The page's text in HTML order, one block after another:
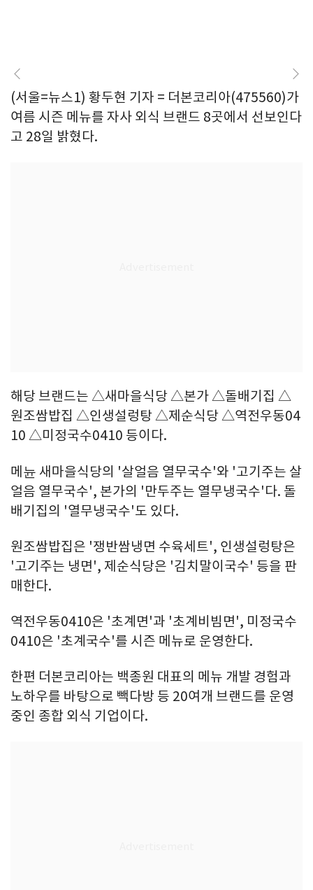
(서울=뉴스1) 황두현 기자 = 더본코리아(475560)가
여름 시즌 메뉴를 자사 외식 브랜드 8곳에서 선보인다
고 28일 밝혔다.
해당 브랜드는 △새마을식당 △본가 △돌배기집 △
원조쌈밥집 △인생설렁탕 △제순식당 △역전우동04
10 △미정국수0410 등이다.
메뉸 새마을식당의 '살얼음 열무국수'와 '고기주는 살
얼음 열무국수', 본가의 '만두주는 열무냉국수'다. 돌
배기집의 '열무냉국수'도 있다.
원조쌈밥집은 '쟁반쌈냉면 수육세트', 인생설렁탕은
'고기주는 냉면', 제순식당은 '김치말이국수' 등을 판
매한다.
역전우동0410은 '초계면'과 '초계비빔면', 미정국수
0410은 '초계국수'를 시즌 메뉴로 운영한다.
한편 더본코리아는 백종원 대표의 메뉴 개발 경험과
노하우를 바탕으로 빽다방 등 20여개 브랜드를 운영
중인 종합 외식 기업이다.